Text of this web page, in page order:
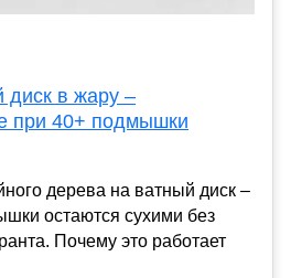
диск в жару –
при 40+ подмышки
дерева на ватный диск –
остаются сухими без
Почему это работает